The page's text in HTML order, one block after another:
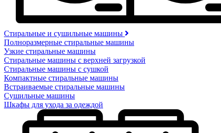
Стиральные и сушильные машины
Полноразмерные стиральные машины
Узкие стиральные машины
Стиральные машины с верхней загрузкой
Стиральные машины с сушкой
Компактные стиральные машины
Встраиваемые стиральные машины
Сушильные машины
Шкафы для ухода за одеждой